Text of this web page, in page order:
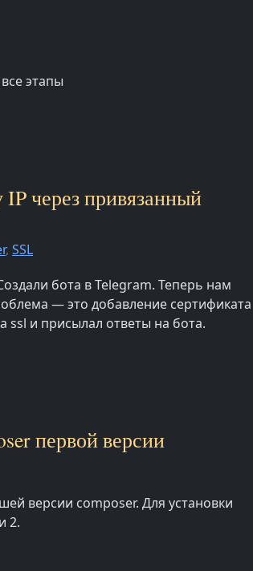
этапы
через привязанный
, SSL
бота в Telegram. Теперь нам
— это добавление сертификата
ssl и присылал ответы на бота.
первой версии
версии composer. Для установки
2.